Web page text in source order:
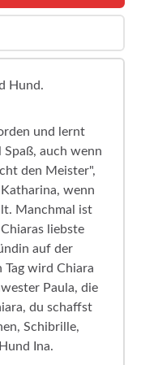
Hund.
und lernt
auch wenn
den Meister",
wenn
Manchmal ist
liebste
auf der
Tag wird Chiara
Paula, die
du schaffst
Schibrille,
Ina.